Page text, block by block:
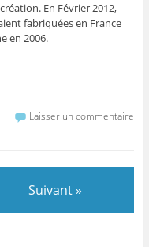
En Février 2012,
fabriquées en France
en 2006.
Laisser un commentaire
Suivant »